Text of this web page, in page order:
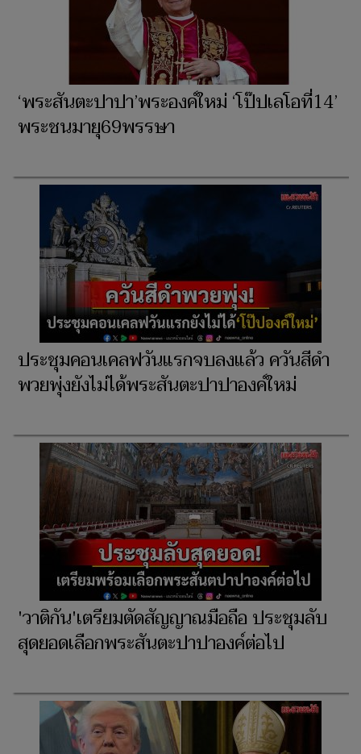
‘พระสันตะปาปา’พระองค์ใหม่ ‘โป๊ปเลโอที่14’
พระชนมายุ69พรรษา
ประชุมคอนเคลฟวันแรกจบลงแล้ว ควันสีดำ
พวยพุ่งยังไม่ได้พระสันตะปาปาองค์ใหม่
'วาติกัน'เตรียมตัดสัญญาณมือถือ ประชุมลับ
สุดยอดเลือกพระสันตะปาปาองค์ต่อไป